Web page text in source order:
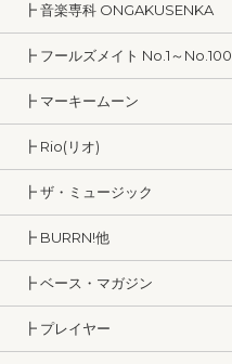
┣ 音楽専科 ONGAKUSENKA
┣ フールズメイト No.1～No.100
┣ マーキームーン
┣ Rio(リオ)
┣ ザ・ミュージック
┣ BURRN!他
┣ ベース・マガジン
┣ プレイヤー